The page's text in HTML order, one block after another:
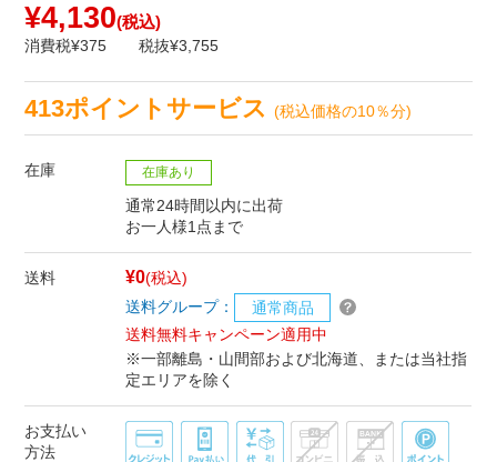
¥4,130(税込)
消費税¥375 税抜¥3,755
413ポイントサービス(税込価格の10％分)
在庫 在庫あり
通常24時間以内に出荷
お一人様1点まで
送料 ¥0(税込)
送料グループ：
通常商品
送料無料キャンペーン適用中
※一部離島・山間部および北海道、または当社指
定エリアを除く
お支払い
方法